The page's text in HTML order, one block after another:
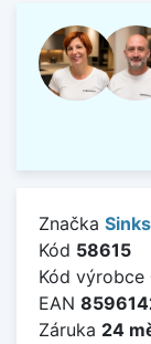
Značka Sinks
Kód 58615
Kód výrobce
EAN
Záruka 24